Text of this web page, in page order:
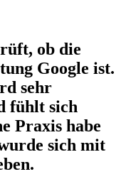
ob die
Google ist.
sehr
fühlt sich
Praxis habe
sich mit